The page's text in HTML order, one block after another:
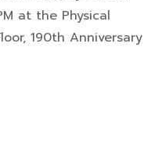
at the Physical
190th Anniversary